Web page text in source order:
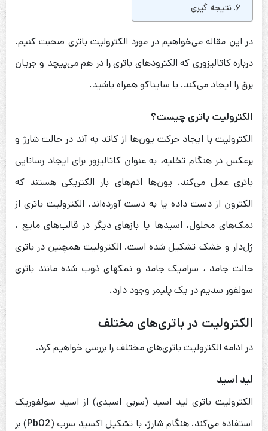
نتیجه گیری
در این مقاله می‌خواهیم در مورد الکترولیت باتری صحبت کنیم.
درباره کاتالیزوری که الکترودهای باتری را در هم می‌پیچد و جریان
برق را ایجاد می‌کند. با سایناکو همراه باشید.
الکترولیت باتری چیست؟
الکترولیت با ایجاد حرکت یون‌ها از کاتد به آند در حالت شارژ و
برعکس در هنگام تخلیه، به عنوان کاتالیزور برای ایجاد رسانایی
باتری عمل می‌کند. یون‌ها اتم‌های بار الکتریکی هستند که
الکترون از دست داده یا به دست آورده‌اند. الکترولیت باتری از
نمک‌های محلول، اسیدها یا بازهای دیگر در قالب‌های مایع ،
ژل‌دار و خشک تشکیل شده است. الکترولیت همچنین در باتری
حالت جامد ، سرامیک جامد و نمکهای ذوب شده مانند باتری
سولفور سدیم در یک پلیمر وجود دارد.
الکترولیت در باتری‌های مختلف
در ادامه الکترولیت باتری‌های مختلف را بررسی خواهیم کرد.
لید اسید
الکترولیت باتری لید اسید (سربی اسیدی) از اسید سولفوریک
استفاده می‌کند. هنگام شارژ، با تشکیل اکسید سرب (PbO2) بر